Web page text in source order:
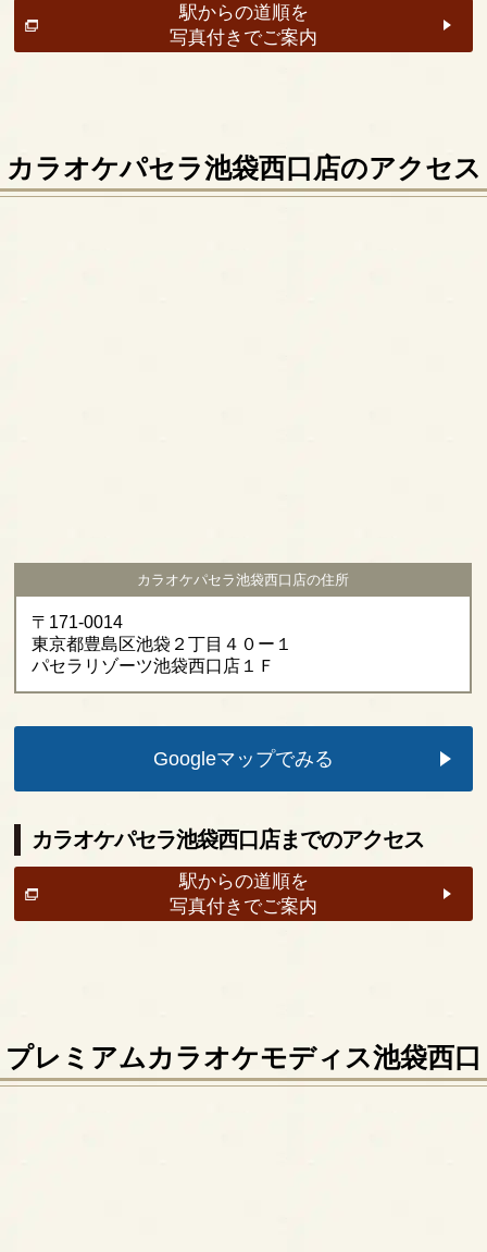
駅からの道順を
写真付きでご案内
カラオケパセラ池袋西口店のアクセス
カラオケパセラ池袋西口店の住所
〒171-0014
東京都豊島区池袋２丁目４０ー１
パセラリゾーツ池袋西口店１Ｆ
Googleマップでみる
カラオケパセラ池袋西口店までのアクセス
駅からの道順を
写真付きでご案内
プレミアムカラオケモディス池袋西口